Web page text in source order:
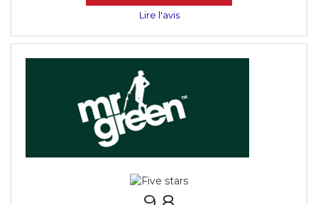
Lire l'avis